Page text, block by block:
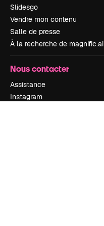
Slidesgo
Vendre mon contenu
Salle de presse
À la recherche de magnific.ai
Nous contacter
Assistance
Instagram